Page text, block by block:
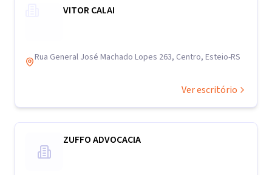
VITOR CALAI
Rua General José Machado Lopes 263, Centro, Esteio-RS
Ver escritório
ZUFFO ADVOCACIA